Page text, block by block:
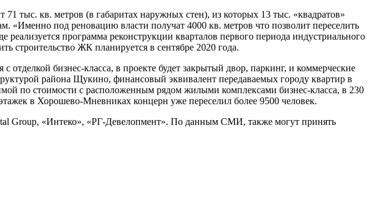
тыс. кв. метров (в габаритах наружных стен), из которых 13 тыс. «квадратов»
«Именно под реновацию власти получат 4000 кв. метров что позволит переселить
программа реконструкции кварталов первого периода индустриального
строительство ЖК планируется в сентябре 2020 года.
бизнес-класса, в проекте будет закрытый двор, паркинг, и коммерческие
района Щукино, финансовый эквивалент передаваемых городу квартир в
по стоимости с расположенным рядом жилыми комплексами бизнес-класса, в 230
в Хорошево-Мневниках концерн уже переселил более 9500 человек.
Group, «Интеко», «РГ-Девелопмент». По данным СМИ, также могут принять